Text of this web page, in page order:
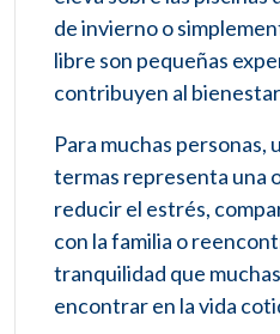
de invierno o
libre son pequeñas
contribuyen al
Para muchas personas,
termas representa una
reducir el estrés,
con la familia o
tranquilidad que
encontrar en la vida